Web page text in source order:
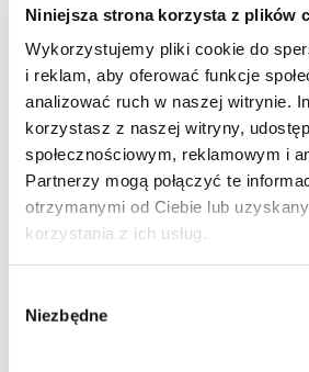
Niniejsza strona korzysta z plików
Wykorzystujemy pliki cookie do
i reklam, aby oferować funkcje
analizować ruch w naszej witrynie.
korzystasz z naszej witryny,
społecznościowym, reklamowym i
Partnerzy mogą połączyć te
otrzymanymi od Ciebie lub
korzystania z ich usług.
zgody
Niezbędne
autorskie podejście do sztuki
ukazuje szerokie spektrum jego
realistycznych portretów
inspirowane podróżami i obserwacją
świata, po dzieła poruszające
natury człowieka.
Spotkanie stanowi niepowtarzalną
bezpośredniego kontaktu z artystą i
jednym z najważniejszych